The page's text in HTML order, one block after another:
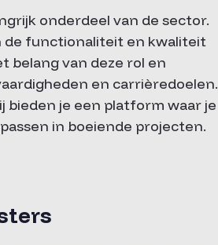
onderdeel van de sector.
de functionaliteit en kwaliteit
belang van deze rol en
en carrièredoelen.
je een platform waar je
in boeiende projecten.